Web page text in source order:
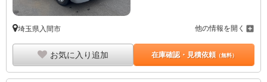
埼玉県入間市 他の情報を開く
お気に入り追加 在庫確認・見積依頼（無料）